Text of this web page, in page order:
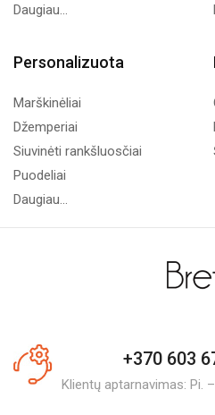
Daugiau...
Personalizuota
Marškinėliai
Džemperiai
Siuvinėti rankšluosčiai
Puodeliai
Daugiau...
+370 603
Klientų aptarnavimas: Pi.